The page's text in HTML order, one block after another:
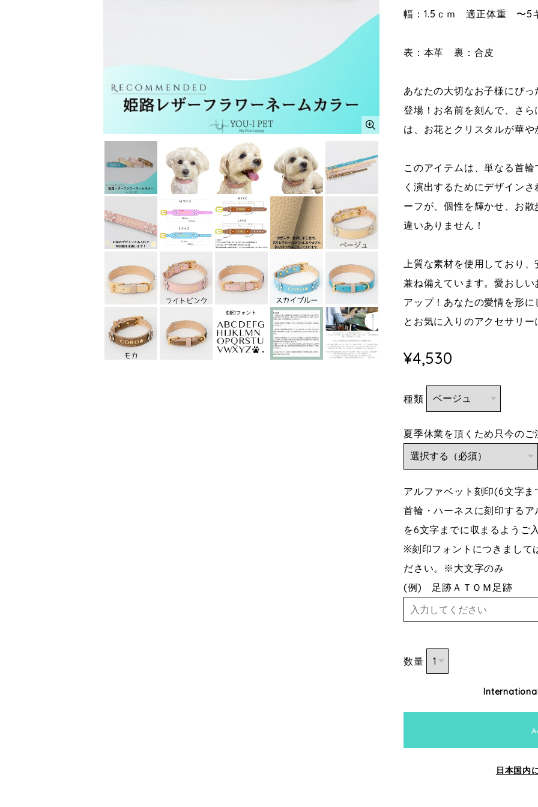
幅：1.5ｃｍ 適正体重 〜
表：本革 裏：合皮
あなたの大切なお子様にぴ
登場！お名前を刻んで、さ
は、お花とクリスタルが華
このアイテムは、単なる首
く演出するためにデザイン
ーフが、個性を輝かせ、お
違いありません！
上質な素材を使用しており
兼ね備えています。愛おし
アップ！あなたの愛情を形
とお気に入りのアクセサリ
¥4,530
種類
夏季休業を頂くため只今の
アルファベット刻印(6文字
首輪・ハーネスに刻印する
を6文字までに収まるようご
※刻印フォントにつきまして
ださい。※大文字のみ
(例) 足跡ＡＴＯＭ足跡
数量
日本国内